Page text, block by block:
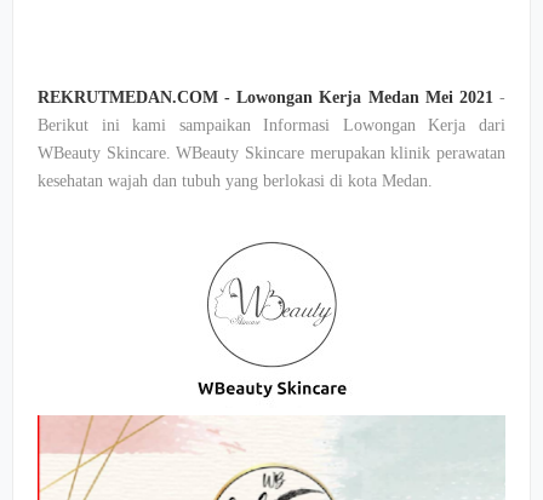
REKRUTMEDAN.COM - Lowongan Kerja Medan Mei 2021-
Berikut ini kami sampaikan Informasi Lowongan Kerja dari
WBeauty Skincare. WBeauty Skincare merupakan klinik perawatan
kesehatan wajah dan tubuh yang berlokasi di kota Medan.